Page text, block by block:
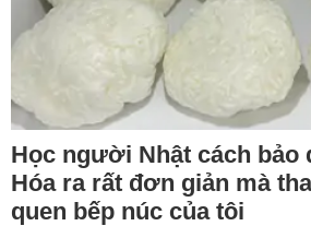
Học người Nhật cách bảo
Hóa ra rất đơn giản mà
quen bếp núc của tôi